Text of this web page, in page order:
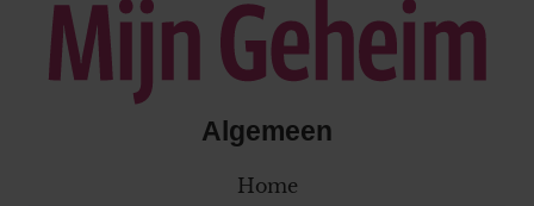
Algemeen
Home